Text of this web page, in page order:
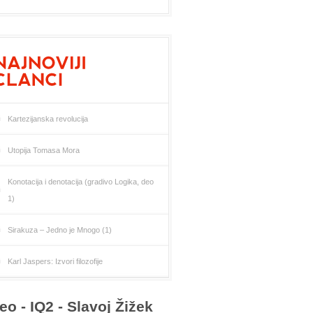
Kartezijanska revolucija
Utopija Tomasa Mora
Konotacija i denotacija (gradivo Logika, deo
1)
Sirakuza – Jedno je Mnogo (1)
Karl Jaspers: Izvori filozofije
- IQ2 - Slavoj Žižek